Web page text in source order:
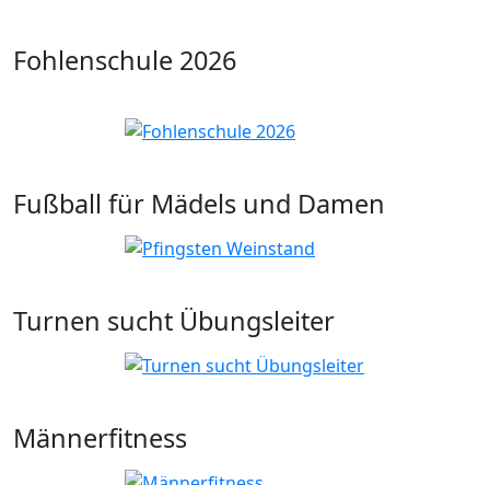
Fohlenschule 2026
Fußball für Mädels und Damen
Turnen sucht Übungsleiter
Männerfitness